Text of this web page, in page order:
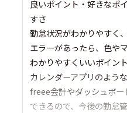
良いポイント・好きなポ
すさ
勤怠状況がわかりやすく
エラーがあったら、色や
わかりやすくいいポイント
カレンダーアプリのよう
freee会計やダッシュボ
できるので、今後の勤怠